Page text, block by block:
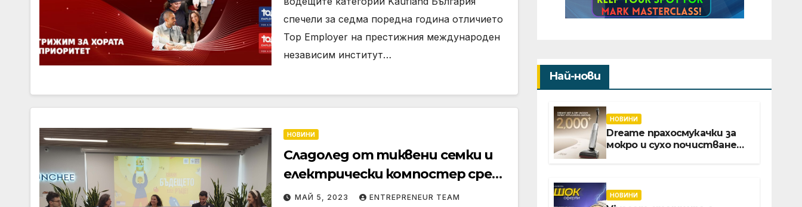
спечели за седма поредна година отличието
Top Employer на престижния международен
независим институт…
НОВИНИ
Сладолед от тиквени семки и
електрически компостер сред
идеите – финалисти от
МАЙ 5, 2023 ENTREPRENEUR TEAM
Най-нови
НОВИНИ
Dreame прахосмукачки за
мокро и сухо почистване
НОВИНИ